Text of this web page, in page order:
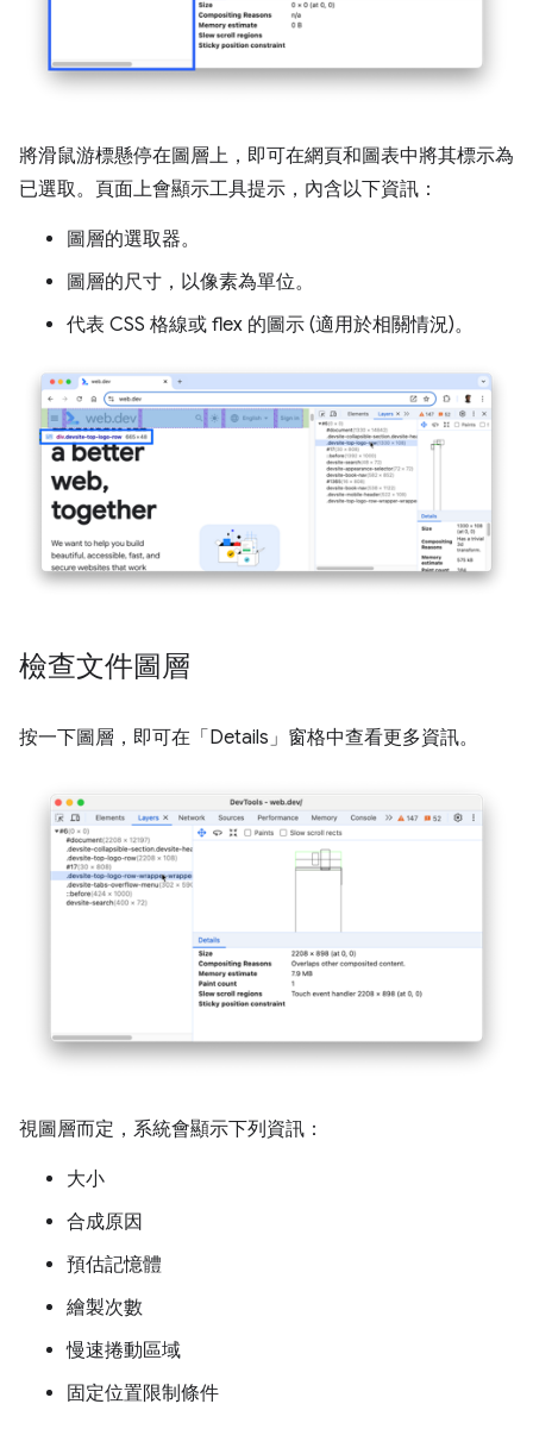
將滑鼠游標懸停在圖層上，即可在網頁和圖表中將其標示為
已選取。頁面上會顯示工具提示，內含以下資訊：
圖層的選取器。
圖層的尺寸，以像素為單位。
代表 CSS 格線或 flex 的圖示 (適用於相關情況)。
檢查文件圖層
按一下圖層，即可在「Details」 窗格中查看更多資訊。
視圖層而定，系統會顯示下列資訊：
大小
合成原因
預估記憶體
繪製次數
慢速捲動區域
固定位置限制條件